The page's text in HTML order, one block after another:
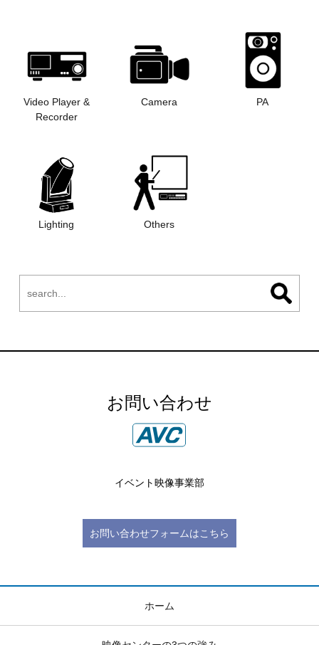
Video Player &
Recorder
Camera PA
Lighting Others
お問い合わせ
イベント映像事業部
お問い合わせフォームはこちら
ホーム